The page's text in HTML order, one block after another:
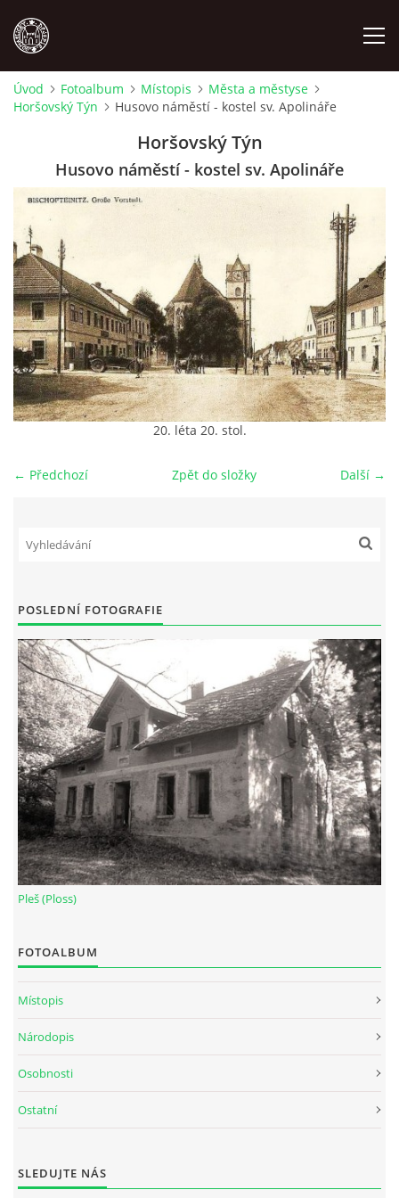
MÍSTOPIS
NÁRODOPIS
OSOBNOSTI
OSTATNÍ
ODKAZY
O NÁS
DŮL NA SLÍDU (NA KOLE)
--------------------------------------------------------------
Tento projekt je realizován za finanční podpory
© 2026 eStránky.cz |Aktualizováno: 17. 7. 2026|Nahoru ↑
Úvod Fotoalbum Místopis
Města a městyse
Horšovský Týn
Husovo náměstí - kostel sv. Apolináře
Horšovský Týn
Husovo náměstí - kostel sv. Apolináře
20. léta 20. stol.
← Předchozí Další →
Zpět do složky
POSLEDNÍ FOTOGRAFIE
Pleš (Ploss)
FOTOALBUM
Místopis
Národopis
Osobnosti
Ostatní
SLEDUJTE NÁS